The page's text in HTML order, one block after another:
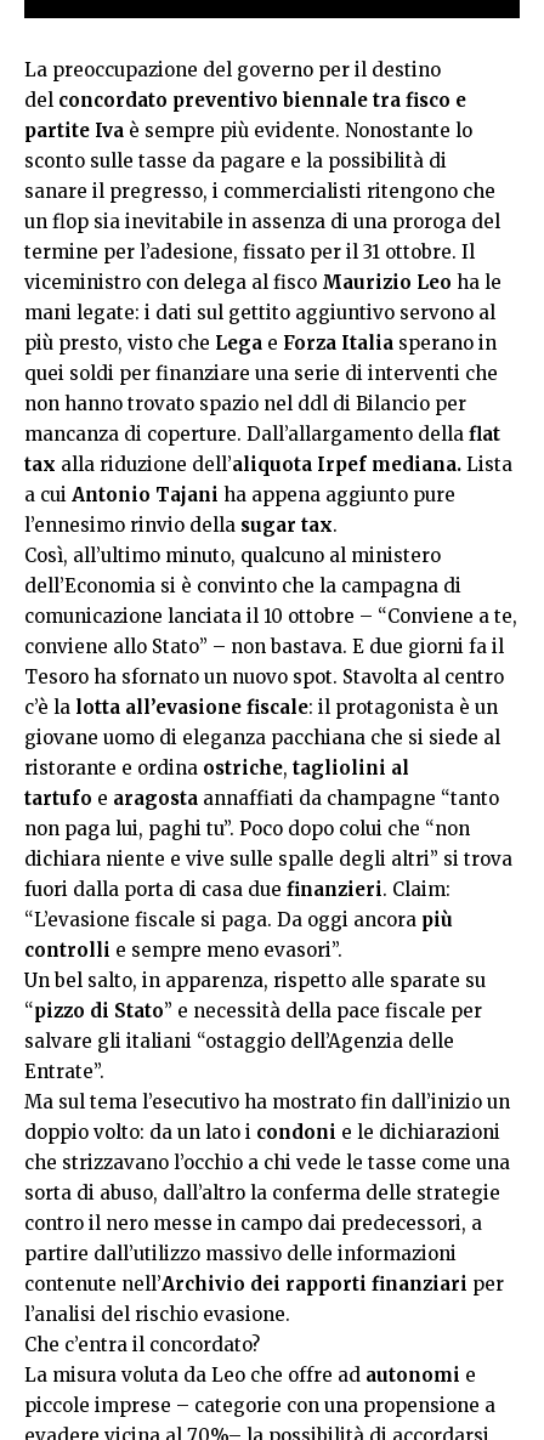
La preoccupazione del governo per il destino
del concordato preventivo biennale tra fisco e
partite Iva è sempre più evidente. Nonostante lo
sconto sulle tasse da pagare e la possibilità di
sanare il pregresso, i commercialisti ritengono che
un flop sia inevitabile in assenza di una proroga del
termine per l’adesione, fissato per il 31 ottobre. Il
viceministro con delega al fisco Maurizio Leo ha le
mani legate: i dati sul gettito aggiuntivo servono al
più presto, visto che Lega e Forza Italia sperano in
quei soldi per finanziare una serie di interventi che
non hanno trovato spazio nel ddl di Bilancio per
mancanza di coperture. Dall’allargamento della flat
tax alla riduzione dell’aliquota Irpef mediana. Lista
a cui Antonio Tajani ha appena aggiunto pure
l’ennesimo rinvio della sugar tax.
Così, all’ultimo minuto, qualcuno al ministero
dell’Economia si è convinto che la campagna di
comunicazione lanciata il 10 ottobre – “Conviene a te,
conviene allo Stato” – non bastava. E due giorni fa il
Tesoro ha sfornato un nuovo spot. Stavolta al centro
c’è la lotta all’evasione fiscale: il protagonista è un
giovane uomo di eleganza pacchiana che si siede al
ristorante e ordina ostriche, tagliolini al
tartufo e aragosta annaffiati da champagne “tanto
non paga lui, paghi tu”. Poco dopo colui che “non
dichiara niente e vive sulle spalle degli altri” si trova
fuori dalla porta di casa due finanzieri. Claim:
“L’evasione fiscale si paga. Da oggi ancora più
controlli e sempre meno evasori”.
Un bel salto, in apparenza, rispetto alle sparate su
“pizzo di Stato” e necessità della pace fiscale per
salvare gli italiani “ostaggio dell’Agenzia delle
Entrate”.
Ma sul tema l’esecutivo ha mostrato fin dall’inizio un
doppio volto: da un lato i condoni e le dichiarazioni
che strizzavano l’occhio a chi vede le tasse come una
sorta di abuso, dall’altro la conferma delle strategie
contro il nero messe in campo dai predecessori, a
partire dall’utilizzo massivo delle informazioni
contenute nell’Archivio dei rapporti finanziari per
l’analisi del rischio evasione.
Che c’entra il concordato?
La misura voluta da Leo che offre ad autonomi e
piccole imprese – categorie con una propensione a